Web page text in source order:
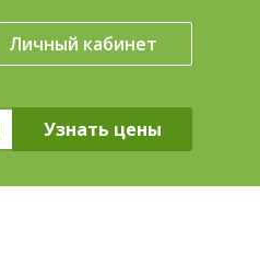
Личный кабинет